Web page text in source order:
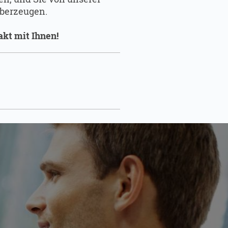
mit Ihnen!